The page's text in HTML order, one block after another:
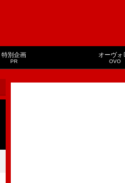
特別企画
PR
オーヴォ
OVO